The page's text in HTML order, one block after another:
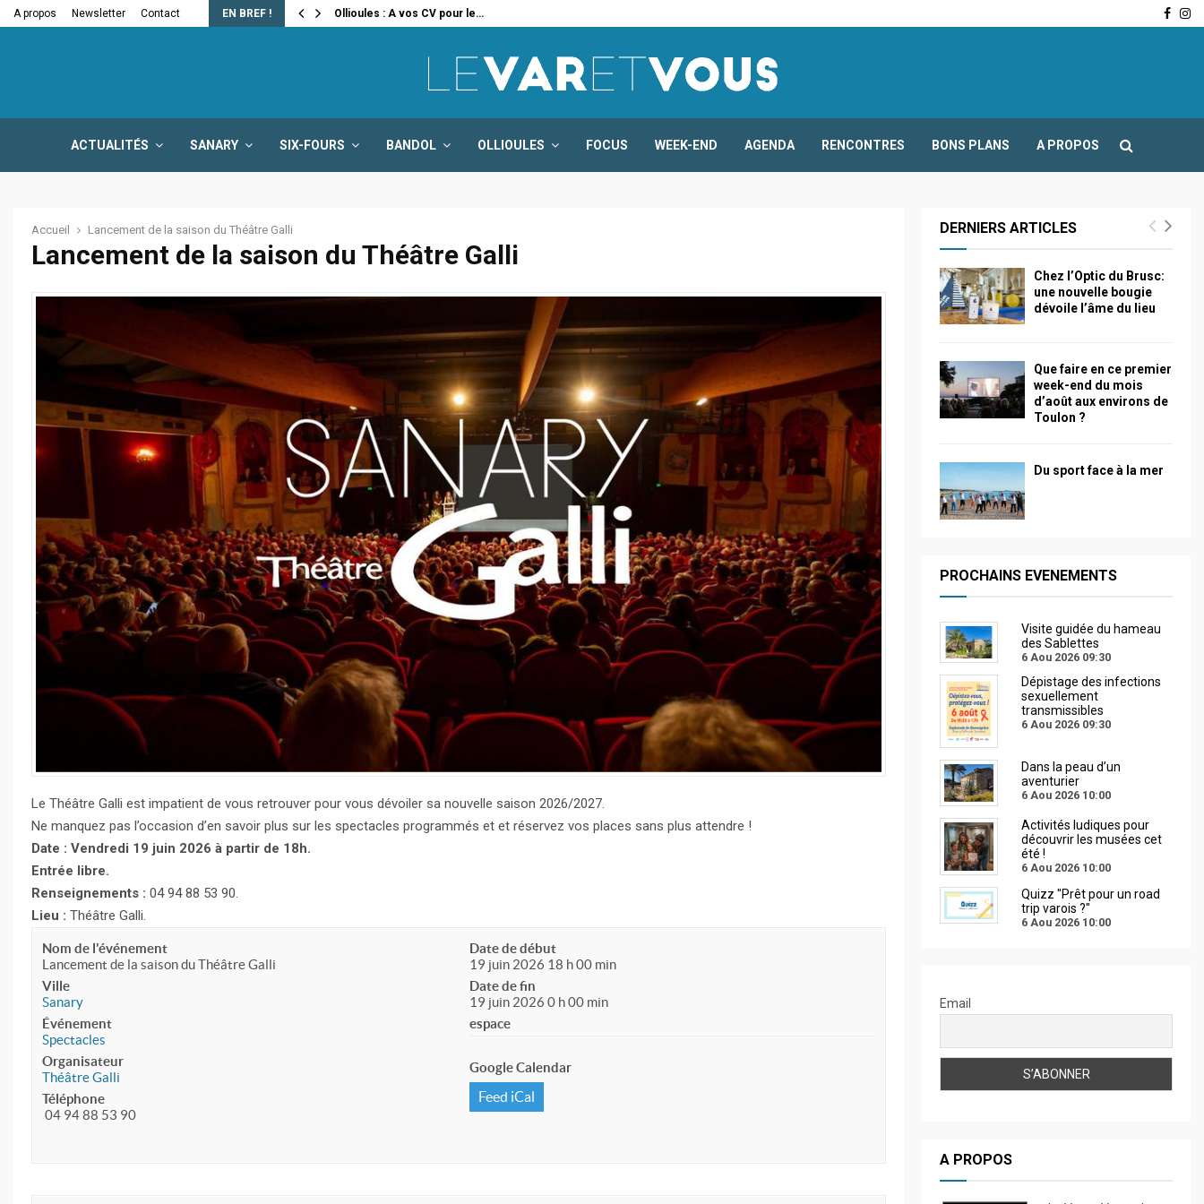
A propos Newsletter Contact EN BREF !
la fermeture… Ollioules : A vos CV pour le…
ACTUALITÉS SANARY SIX-FOURS BANDOL OLLIOULES FOCUS WEEK-END AGENDA RENCONTRES BONS PLANS A PROPOS
Accueil Lancement de la saison du Théâtre Galli
Lancement de la saison du Théâtre Galli
Le Théâtre Galli est impatient de vous retrouver pour vous dévoiler sa nouvelle saison 2026/2027.
Ne manquez pas l’occasion d’en savoir plus sur les spectacles programmés et et réservez vos places sans plus attendre !
Date : Vendredi 19 juin 2026 à partir de 18h.
Entrée libre.
Renseignements : 04 94 88 53 90.
Lieu : Théâtre Galli.
Nom de l'événement
Lancement de la saison du Théâtre Galli
Ville
Sanary
Événement
Spectacles
Organisateur
Théâtre Galli
Téléphone
04 94 88 53 90
Date de début
19 juin 2026 18 h 00 min
Date de fin
19 juin 2026 0 h 00 min
espace
Google Calendar
Feed iCal
DERNIERS ARTICLES
Chez l’Optic du Brusc:
une nouvelle bougie
dévoile l’âme du lieu
Que faire en ce premier
week-end du mois
d’août aux environs de
Toulon ?
Du sport face à la mer
PROCHAINS EVENEMENTS
Visite guidée du hameau
des Sablettes
6 Aou 2026 09:30
Dépistage des infections
sexuellement
transmissibles
6 Aou 2026 09:30
Dans la peau d’un
aventurier
6 Aou 2026 10:00
Activités ludiques pour
découvrir les musées cet
été !
6 Aou 2026 10:00
Quizz "Prêt pour un road
trip varois ?"
6 Aou 2026 10:00
Email
A PROPOS